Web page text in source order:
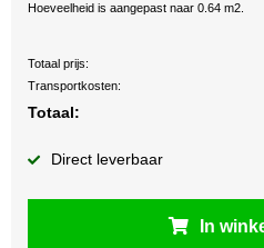
Hoeveelheid is aangepast naar 0.64 m2.
Totaal prijs:
Transportkosten:
Totaal:
Direct leverbaar
In